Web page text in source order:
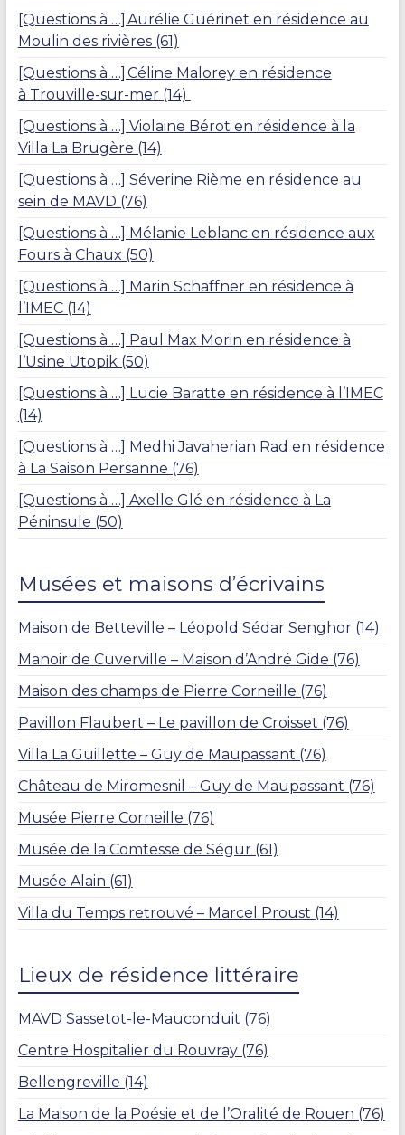
l
i
v
r
e
[Questions à …] Aurélie Guérinet en résidence au
Moulin des rivières (61)
[Questions à …] Céline Malorey en résidence
à Trouville-sur-mer (14)
[Questions à …] Violaine Bérot en résidence à la
Villa La Brugère (14)
[Questions à …] Séverine Rième en résidence au
sein de MAVD (76)
[Questions à …] Mélanie Leblanc en résidence aux
Fours à Chaux (50)
[Questions à …] Marin Schaffner en résidence à
l’IMEC (14)
[Questions à …] Paul Max Morin en résidence à
l’Usine Utopik (50)
[Questions à …] Lucie Baratte en résidence à l’IMEC
(14)
[Questions à …] Medhi Javaherian Rad en résidence
à La Saison Persanne (76)
[Questions à …] Axelle Glé en résidence à La
Péninsule (50)
Musées et maisons d’écrivains
Maison de Betteville – Léopold Sédar Senghor (14)
Manoir de Cuverville – Maison d’André Gide (76)
Maison des champs de Pierre Corneille (76)
Pavillon Flaubert – Le pavillon de Croisset (76)
Villa La Guillette – Guy de Maupassant (76)
Château de Miromesnil – Guy de Maupassant (76)
Musée Pierre Corneille (76)
Musée de la Comtesse de Ségur (61)
Musée Alain (61)
Villa du Temps retrouvé – Marcel Proust (14)
Lieux de résidence littéraire
MAVD Sassetot-le-Mauconduit (76)
Centre Hospitalier du Rouvray (76)
Bellengreville (14)
La Maison de la Poésie et de l’Oralité de Rouen (76)